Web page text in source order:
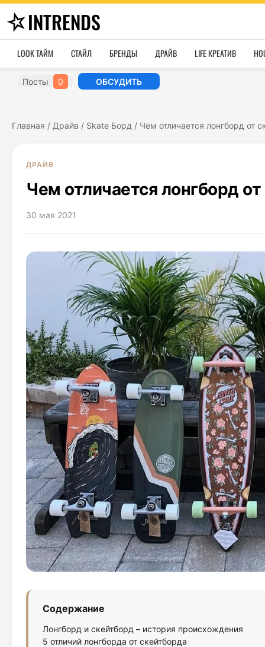
INTRENDS
LOOK ТАЙМ СТАЙЛ БРЕНДЫ ДРАЙВ LIFE КРЕАТИВ
Посты 0 ОБСУДИТЬ
Главная / Драйв / Skate Борд / Чем отличается лонгборд от
ДРАЙВ
Чем отличается лонгборд
30 мая 2021
Содержание
Лонгборд и скейтборд – история происхождения
5 отличий лонгборда от скейтборда